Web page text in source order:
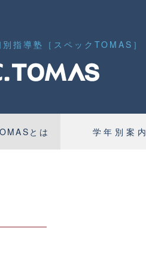
指導塾［スペックTOMAS］
とは 学年別案内